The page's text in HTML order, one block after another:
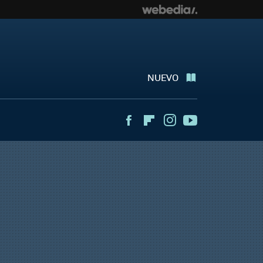
NUEVO
FacebookFlipboardInstagram